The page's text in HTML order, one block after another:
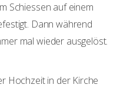
Schiessen auf einem
Dann während
mal wieder ausgelöst.
Hochzeit in der Kirche